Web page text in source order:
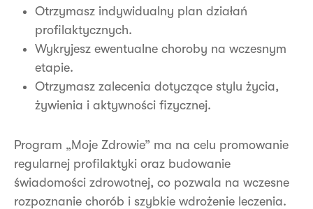
Otrzymasz indywidualny plan działań
profilaktycznych.
Wykryjesz ewentualne choroby na wczesnym
etapie.
Otrzymasz zalecenia dotyczące stylu życia,
żywienia i aktywności fizycznej.
Program „Moje Zdrowie” ma na celu promowanie
regularnej profilaktyki oraz budowanie
świadomości zdrowotnej, co pozwala na wczesne
rozpoznanie chorób i szybkie wdrożenie leczenia.